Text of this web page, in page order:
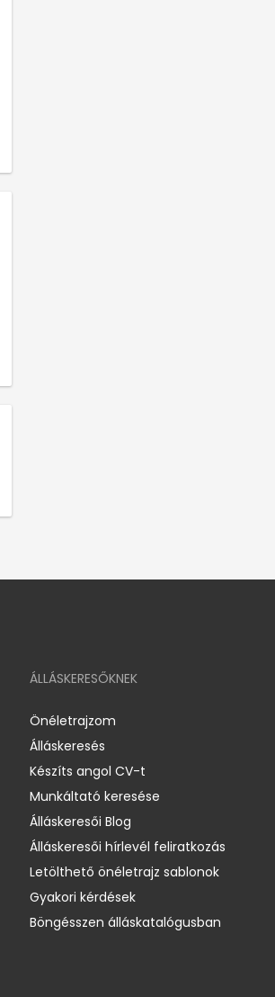
ÁLLÁSKERESŐKNEK
Önéletrajzom
Álláskeresés
Készíts angol CV-t
Munkáltató keresése
Álláskeresői Blog
Álláskeresői hírlevél feliratkozás
Letölthető önéletrajz sablonok
Gyakori kérdések
Böngésszen álláskatalógusban